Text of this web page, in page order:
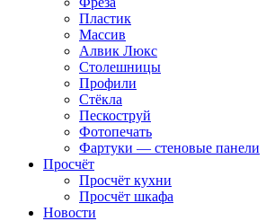
Пластик
Массив
Алвик Люкс
Столешницы
Профили
Стёкла
Пескоструй
Фотопечать
Фартуки — стеновые панели
Просчёт
Просчёт кухни
Просчёт шкафа
Новости